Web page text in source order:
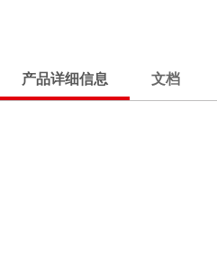
产品详细信息 文档